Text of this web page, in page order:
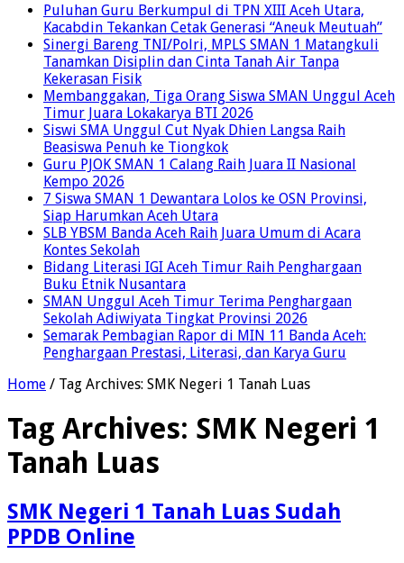
Puluhan Guru Berkumpul di TPN XIII Aceh Utara,
Kacabdin Tekankan Cetak Generasi “Aneuk Meutuah”
Sinergi Bareng TNI/Polri, MPLS SMAN 1 Matangkuli
Tanamkan Disiplin dan Cinta Tanah Air Tanpa
Kekerasan Fisik
Membanggakan, Tiga Orang Siswa SMAN Unggul Aceh
Timur Juara Lokakarya BTI 2026
Siswi SMA Unggul Cut Nyak Dhien Langsa Raih
Beasiswa Penuh ke Tiongkok
Guru PJOK SMAN 1 Calang Raih Juara II Nasional
Kempo 2026
7 Siswa SMAN 1 Dewantara Lolos ke OSN Provinsi,
Siap Harumkan Aceh Utara
SLB YBSM Banda Aceh Raih Juara Umum di Acara
Kontes Sekolah
Bidang Literasi IGI Aceh Timur Raih Penghargaan
Buku Etnik Nusantara
SMAN Unggul Aceh Timur Terima Penghargaan
Sekolah Adiwiyata Tingkat Provinsi 2026
Semarak Pembagian Rapor di MIN 11 Banda Aceh:
Penghargaan Prestasi, Literasi, dan Karya Guru
Home / Tag Archives: SMK Negeri 1 Tanah Luas
Tag Archives: SMK Negeri 1
Tanah Luas
SMK Negeri 1 Tanah Luas Sudah
PPDB Online